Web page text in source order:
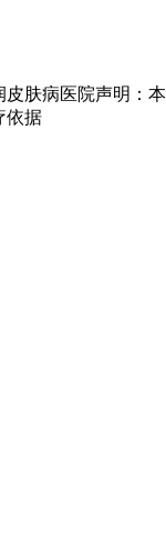
皮肤病医院声明：
依据